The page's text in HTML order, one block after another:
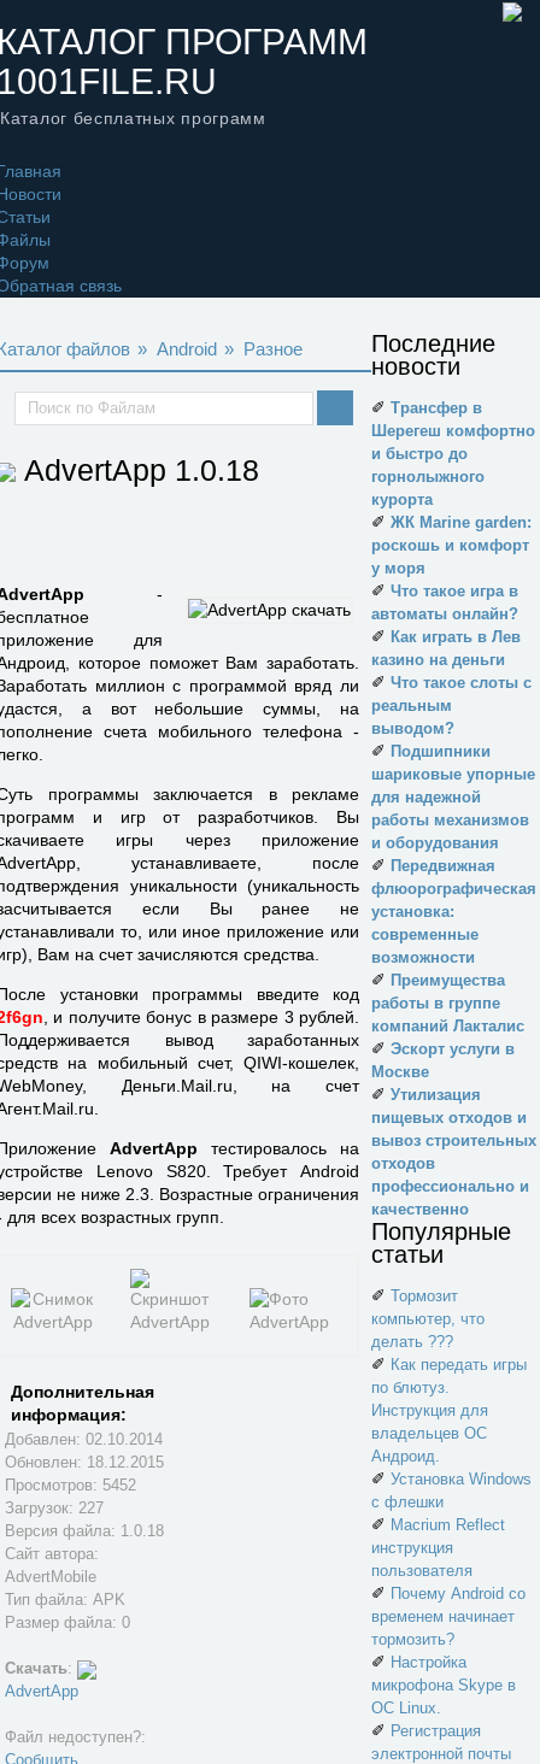
ПРОГРАММ
Каталог бесплатных программ
связь
файлов » Android » Разное
AdvertApp 1.0.18
-
для
которое поможет Вам заработать.
миллион с программой вряд ли
а вот небольшие суммы, на
счета мобильного телефона -
программы заключается в рекламе
и игр от разработчиков. Вы
игры через приложение
устанавливаете, после
уникальности (уникальность
если Вы ранее не
то, или иное приложение или
Вам на счет зачисляются средства.
установки программы введите код
, и получите бонус в размере 3 рублей.
вывод заработанных
на мобильный счет, QIWI-кошелек,
Деньги.Mail.ru, на счет
AdvertApp тестировалось на
Lenovo S820. Требует Android
не ниже 2.3. Возрастные ограничения
для всех возрастных групп.
Дополнительная
информация:
Добавлен: 02.10.2014
Обновлен: 18.12.2015
Просмотров: 5452
Загрузок: 227
Версия файла: 1.0.18
Сайт автора:
AdvertMobile
Тип файла: APK
Размер файла: 0
Скачать:
AdvertApp
Файл недоступен?:
Сообщить
Последние
новости
✐ Трансфер в
Шерегеш комфортно
и быстро до
горнолыжного
курорта
✐ ЖК Marine garden:
роскошь и комфорт
у моря
✐ Что такое игра в
автоматы онлайн?
✐ Как играть в Лев
казино на деньги
✐ Что такое слоты с
реальным
выводом?
✐ Подшипники
шариковые упорные
для надежной
работы механизмов
и оборудования
✐ Передвижная
флюорографическая
установка:
современные
возможности
✐ Преимущества
работы в группе
компаний Лакталис
✐ Эскорт услуги в
Москве
✐ Утилизация
пищевых отходов и
вывоз строительных
отходов
профессионально и
качественно
Популярные
статьи
✐ Тормозит
компьютер, что
делать ???
✐ Как передать игры
по блютуз.
Инструкция для
владельцев ОС
Андроид.
✐ Установка Windows
с флешки
✐ Macrium Reflect
инструкция
пользователя
✐ Почему Android со
временем начинает
тормозить?
✐ Настройка
микрофона Skype в
ОС Linux.
✐ Регистрация
электронной почты